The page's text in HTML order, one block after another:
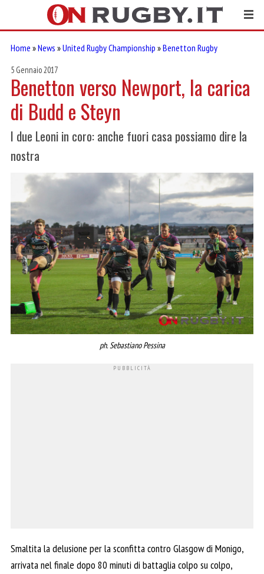
Home »News »United Rugby Championship »Benetton Rugby
5 Gennaio 2017
Benetton verso Newport, la carica
di Budd e Steyn
I due Leoni in coro: anche fuori casa possiamo dire la
nostra
ph. Sebastiano Pessina
Smaltita la delusione per la sconfitta contro Glasgow di Monigo,
arrivata nel finale dopo 80 minuti di battaglia colpo su colpo,